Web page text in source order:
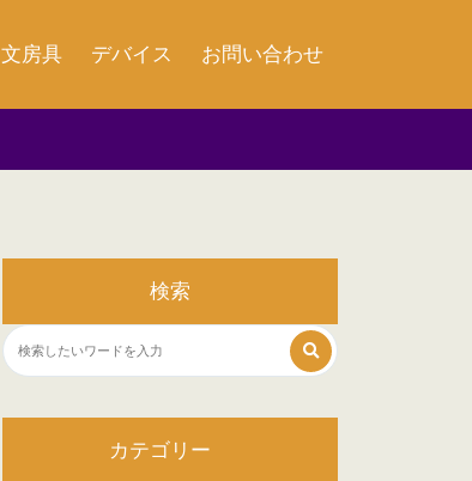
文房具 デバイス お問い合わせ
検索
カテゴリー